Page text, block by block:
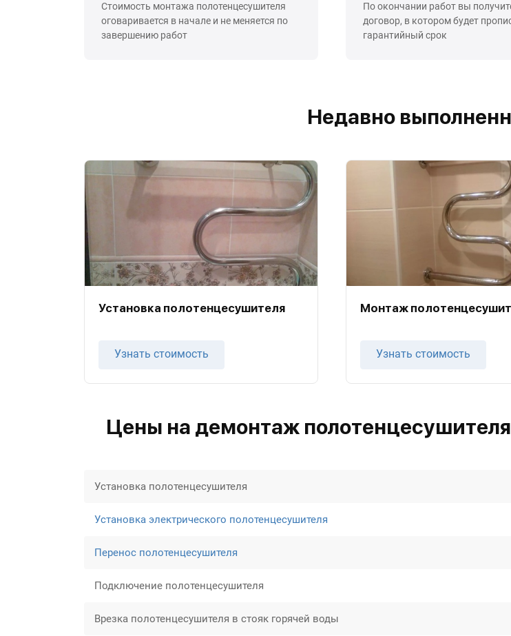
Стоимость монтажа полотенцесушителя
оговаривается в начале и не меняется по
завершению работ
По окончании работ вы
договор, в котором будет
гарантийный срок
Недавно
Установка полотенцесушителя
Узнать стоимость
Монтаж
Узнать стоимость
Цены на демонтаж
Установка полотенцесушителя
Установка электрического полотенцесушителя
Перенос полотенцесушителя
Подключение полотенцесушителя
Врезка полотенцесушителя в стояк горячей воды